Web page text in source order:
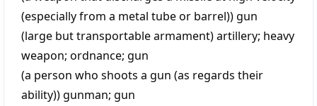
(especially from a metal tube or barrel))gun
(large but transportable armament)artillery; heavy
weapon; ordnance; gun
(a person who shoots a gun (as regards their
ability))gunman; gun